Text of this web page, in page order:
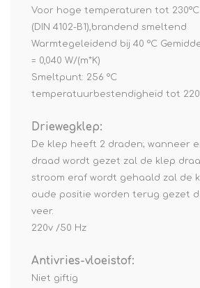
Voor hoge temperaturen tot 230°C
(DIN 4102-B1),brandend smeltend
Warmtegeleidend bij 40 °C
= 0,040 W/(m*K)
Smeltpunt: 256 °C
temperatuurbestendigheid tot
Driewegklep:
De klep heeft 2 draden; wanneer
draad wordt gezet zal de klep
stroom eraf wordt gehaald zal de
oude positie worden terug gezet
veer.
220v /50 Hz
Antivries-vloeistof:
Niet giftig